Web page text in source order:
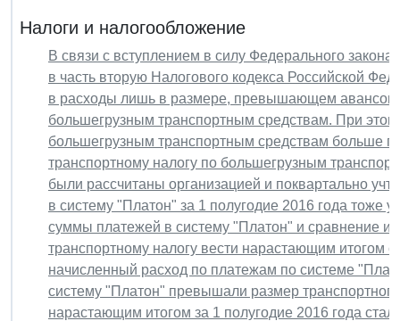
Налоги и налогообложение
В связи с вступлением в силу Федерального
в часть вторую Налогового кодекса Российской
в расходы лишь в размере, превышающем
большегрузным транспортным средствам. При
большегрузным транспортным средствам больше
транспортному налогу по большегрузным
были рассчитаны организацией и поквартально
в систему "Платон" за 1 полугодие 2016 года тоже
суммы платежей в систему "Платон" и сравнение
транспортному налогу вести нарастающим итогом
начисленный расход по платежам по системе
систему "Платон" превышали размер
нарастающим итогом за 1 полугодие 2016 года